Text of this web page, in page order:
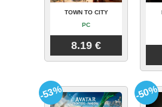
TOWN TO CITY
PC
8.19 €
-53% -50%